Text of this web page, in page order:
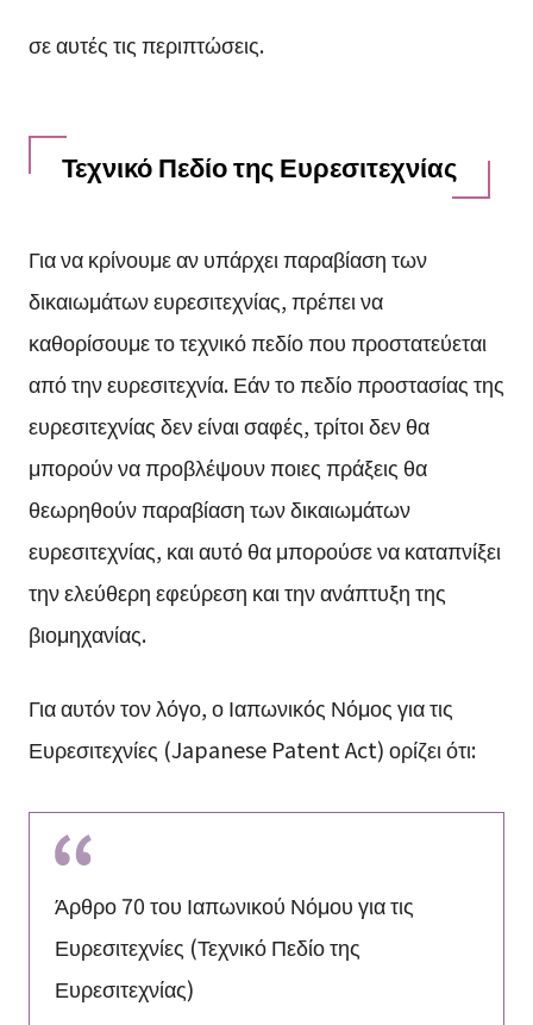
σε αυτές τις περιπτώσεις.
Τεχνικό Πεδίο της Ευρεσιτεχνίας
Για να κρίνουμε αν υπάρχει παραβίαση των
δικαιωμάτων ευρεσιτεχνίας, πρέπει να
καθορίσουμε το τεχνικό πεδίο που προστατεύεται
από την ευρεσιτεχνία. Εάν το πεδίο προστασίας της
ευρεσιτεχνίας δεν είναι σαφές, τρίτοι δεν θα
μπορούν να προβλέψουν ποιες πράξεις θα
θεωρηθούν παραβίαση των δικαιωμάτων
ευρεσιτεχνίας, και αυτό θα μπορούσε να καταπνίξει
την ελεύθερη εφεύρεση και την ανάπτυξη της
βιομηχανίας.
Για αυτόν τον λόγο, ο Ιαπωνικός Νόμος για τις
Ευρεσιτεχνίες (Japanese Patent Act) ορίζει ότι:
Άρθρο 70 του Ιαπωνικού Νόμου για τις
Ευρεσιτεχνίες (Τεχνικό Πεδίο της
Ευρεσιτεχνίας)